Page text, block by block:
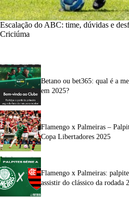
Escalação do ABC: time, dúvidas e
Criciúma
Betano ou bet365: qual é a
em 2025?
Flamengo x Palmeiras –
Copa Libertadores 2025
Flamengo x Palmeiras:
assistir do clássico da rodada